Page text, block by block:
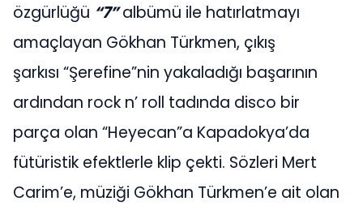
özgürlüğü “7”albümü ile hatırlatmayı
amaçlayan Gökhan Türkmen, çıkış
şarkısı “Şerefine”nin yakaladığı başarının
ardından rock n’ roll tadında disco bir
parça olan “Heyecan”a Kapadokya’da
fütüristik efektlerle klip çekti. Sözleri Mert
Carim’e, müziği Gökhan Türkmen’e ait olan